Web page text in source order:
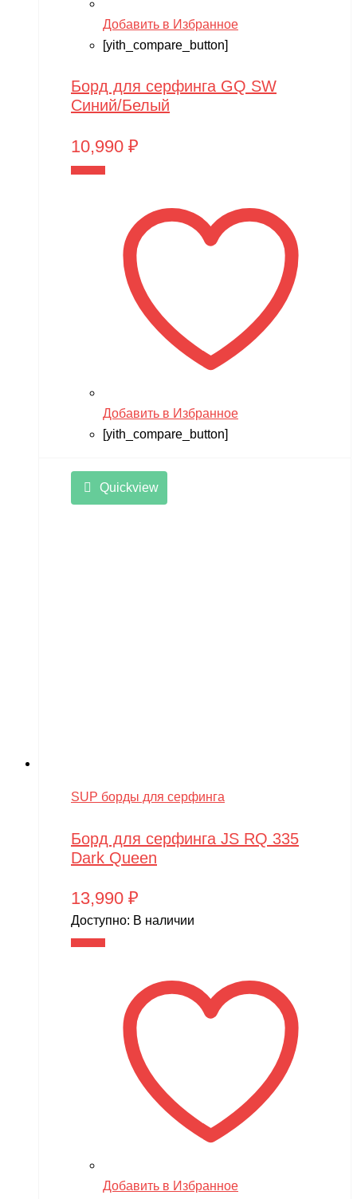
Добавить в Избранное
[yith_compare_button]
Борд для серфинга GQ SW
Синий/Белый
10,990 ₽
Добавить в Избранное
[yith_compare_button]
Quickview
SUP борды для серфинга
Борд для серфинга JS RQ 335
Dark Queen
13,990 ₽
Доступно: В наличии
Добавить в Избранное